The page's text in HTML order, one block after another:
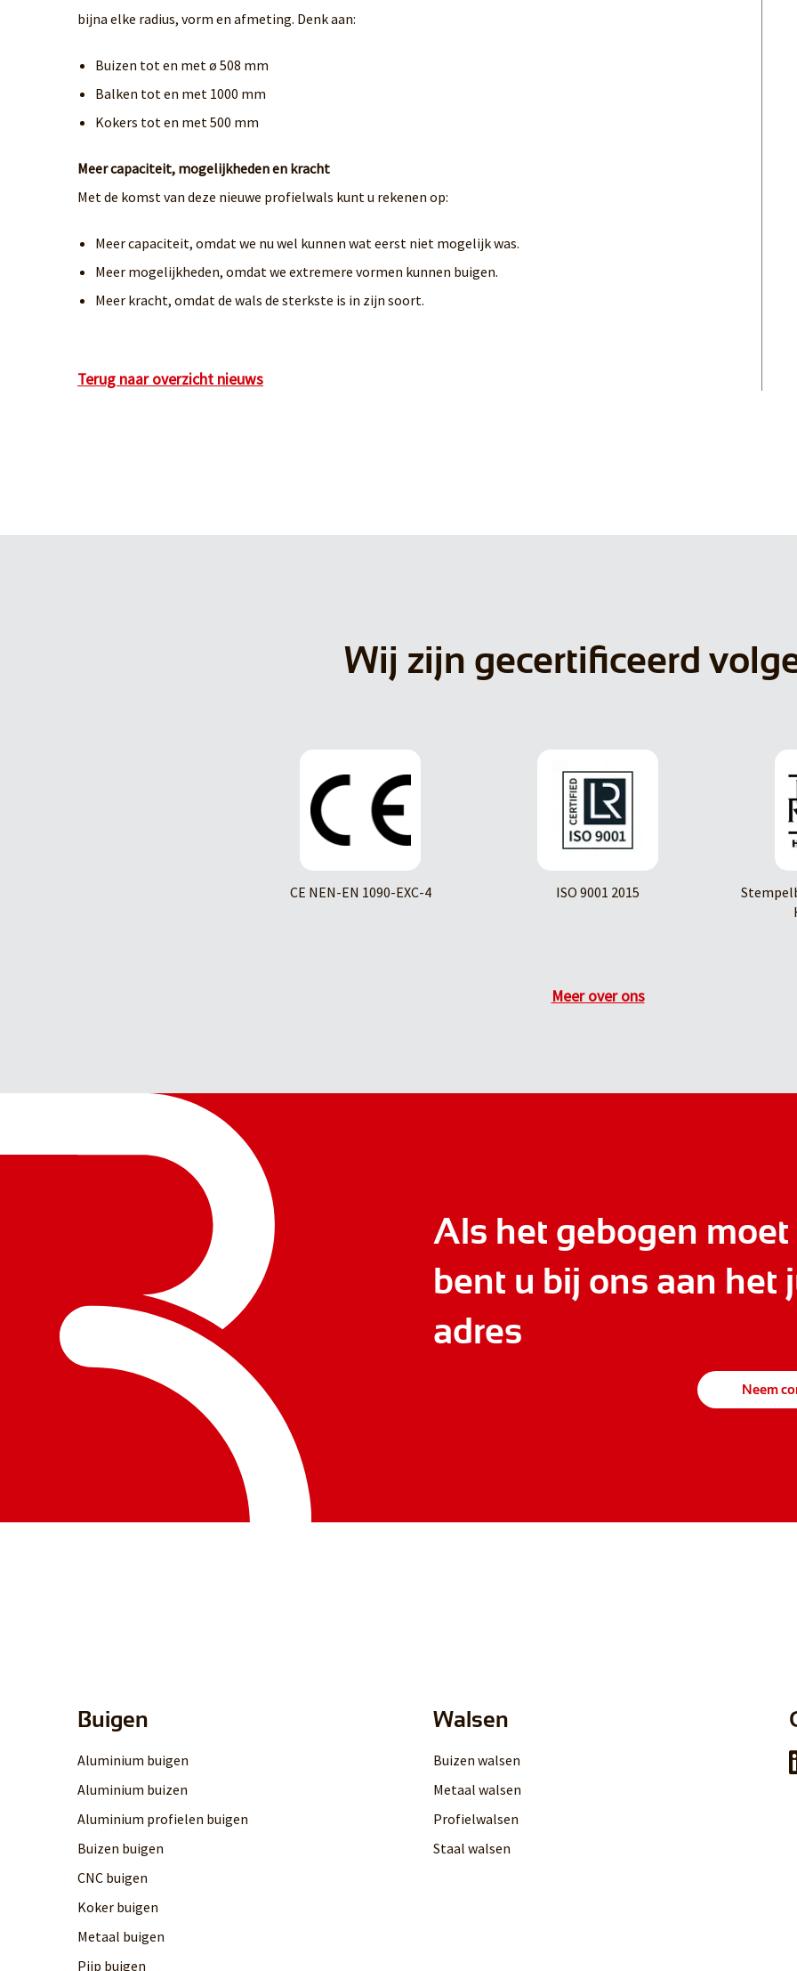
bijna elke radius, vorm en afmeting. Denk aan:
Buizen tot en met ø 508 mm
Balken tot en met 1000 mm
Kokers tot en met 500 mm
Meer capaciteit, mogelijkheden en kracht
Met de komst van deze nieuwe profielwals kunt u rekenen op:
Meer capaciteit, omdat we nu wel kunnen wat eerst niet mogelijk was.
Meer mogelijkheden, omdat we extremere vormen kunnen buigen.
Meer kracht, omdat de wals de sterkste is in zijn soort.
Terug naar overzicht nieuws
Wij zijn gecertificeerd
CE NEN-EN 1090-EXC-4 ISO 9001 2015
Meer over ons
Als het gebogen
bent u bij ons aan het
adres
Neem
Buigen
Aluminium buigen
Aluminium buizen
Aluminium profielen buigen
Buizen buigen
CNC buigen
Koker buigen
Metaal buigen
Pijp buigen
Walsen
Buizen walsen
Metaal walsen
Profielwalsen
Staal walsen